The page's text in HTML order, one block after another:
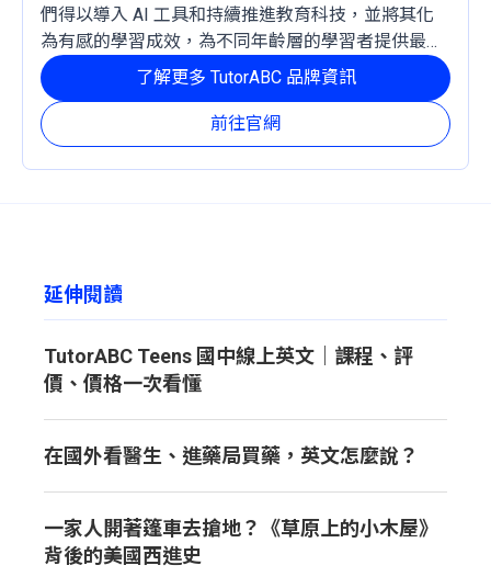
們得以導入 AI 工具和持續推進教育科技，並將其化
為有感的學習成效，為不同年齡層的學習者提供最穩
定且有效的成長路徑。
前往官網
了解更多 TutorABC 品牌資訊
延伸閱讀
TutorABC Teens 國中線上英文｜課程、評
價、價格一次看懂
在國外看醫生、進藥局買藥，英文怎麼說？
一家人開著篷車去搶地？《草原上的小木屋》
背後的美國西進史